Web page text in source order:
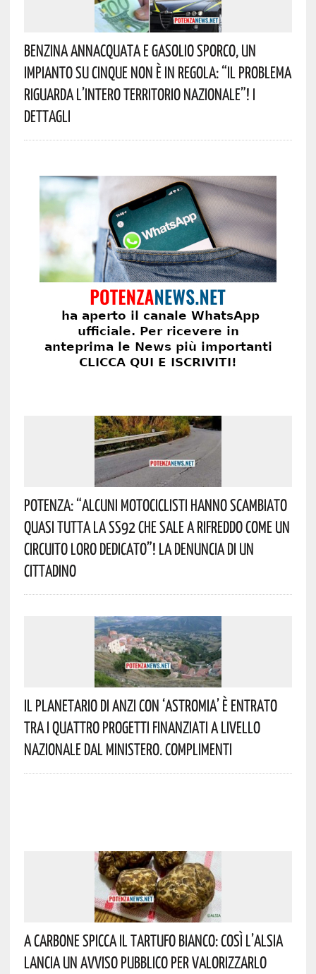
Benzina Annacquata E Gasolio Sporco, Un
Impianto Su Cinque Non È In Regola: “il Problema
Riguarda L’intero Territorio Nazionale”! I
Dettagli
Potenza: “alcuni Motociclisti Hanno Scambiato
Quasi Tutta La SS92 Che Sale A Rifreddo Come Un
Circuito Loro Dedicato”! La Denuncia Di Un
Cittadino
Il Planetario Di Anzi Con ‘Astromia’ È Entrato
Tra I Quattro Progetti Finanziati A Livello
Nazionale Dal Ministero. Complimenti
A Carbone Spicca Il Tartufo Bianco: Così L’Alsia
Lancia Un Avviso Pubblico Per Valorizzarlo